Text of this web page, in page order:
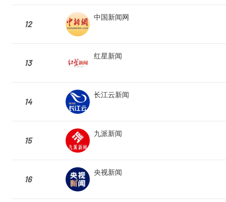
12
中国新闻网
13
红星新闻
14
长江云新闻
15
九派新闻
16
央视新闻